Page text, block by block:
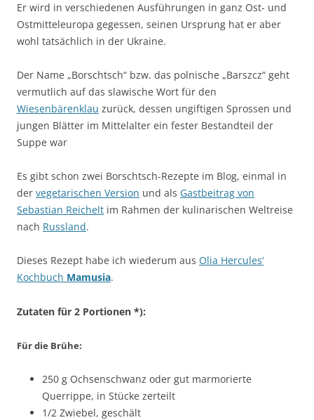
Er wird in verschiedenen Ausführungen in ganz Ost- und
Ostmitteleuropa gegessen, seinen Ursprung hat er aber
wohl tatsächlich in der Ukraine.
Der Name „Borschtsch“ bzw. das polnische „Barszcz“ geht
vermutlich auf das slawische Wort für den
Wiesenbärenklau zurück, dessen ungiftigen Sprossen und
jungen Blätter im Mittelalter ein fester Bestandteil der
Suppe war
Es gibt schon zwei Borschtsch-Rezepte im Blog, einmal in
der vegetarischen Version und als Gastbeitrag von
Sebastian Reichelt im Rahmen der kulinarischen Weltreise
nach Russland.
Dieses Rezept habe ich wiederum aus Olia Hercules‘
Kochbuch Mamusia.
Zutaten für 2 Portionen *):
Für die Brühe:
250 g Ochsenschwanz oder gut marmorierte
Querrippe, in Stücke zerteilt
1/2 Zwiebel, geschält